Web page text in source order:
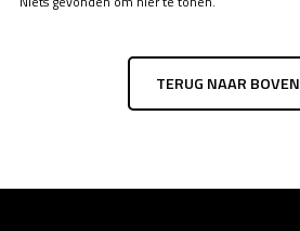
TERUG NAAR BOVEN